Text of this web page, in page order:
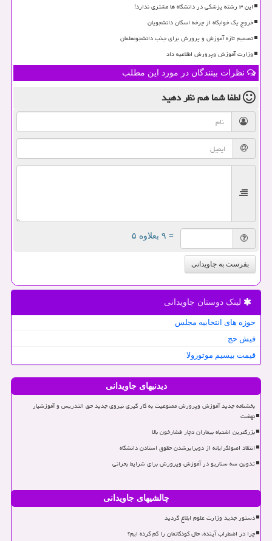
این ۳ رشته پزشکی در دانشگاه ها مشتری ندارد!
خروج یک خوابگاه از چرخه اسکان دانشجویان
تصمیم تازه آموزش و پرورش برای جذب دانشجومعلمان
وزارت آموزش وپرورش اطلاعیه داد
نظرات بینندگان در مورد این مطلب
لطفا شما همنظر دهید
= ۹ بعلاوه ۵
بفرست به جاویدانی
لینک دوستان جاویدانی
حوزه های انتخابیه مجلس
فیش حج
قیمت بیسیم موتورولا
دیدنیهای جاویدانی
بخشنامه جدید آموزش وپرورش ممنوعیت به کار گیری نیروی جدید حق التدریس و آموزشیار
نهضت
بزرگترین اشتباه بیماران دچار فشارخون بالا
انتقاد اصولگرایانه از دوبرابرشدن حقوق استادن دانشگاه
تدوین سه سناریو در آموزش وپرورش برای شرایط بحرانی
چالشیهای جاویدانی
دستور جدید وزارت علوم ابلاغ گردید
چرا در اضطراب آینده، حال کودکانمان را گم کرده ایم؟